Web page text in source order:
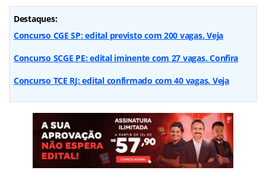
Destaques:
Concurso CGE SP: edital previsto com 200 vagas. Veja
Concurso SCGE PE: edital iminente com 27 vagas. Confira
Concurso TCE RJ: edital confirmado com 40 vagas. Veja